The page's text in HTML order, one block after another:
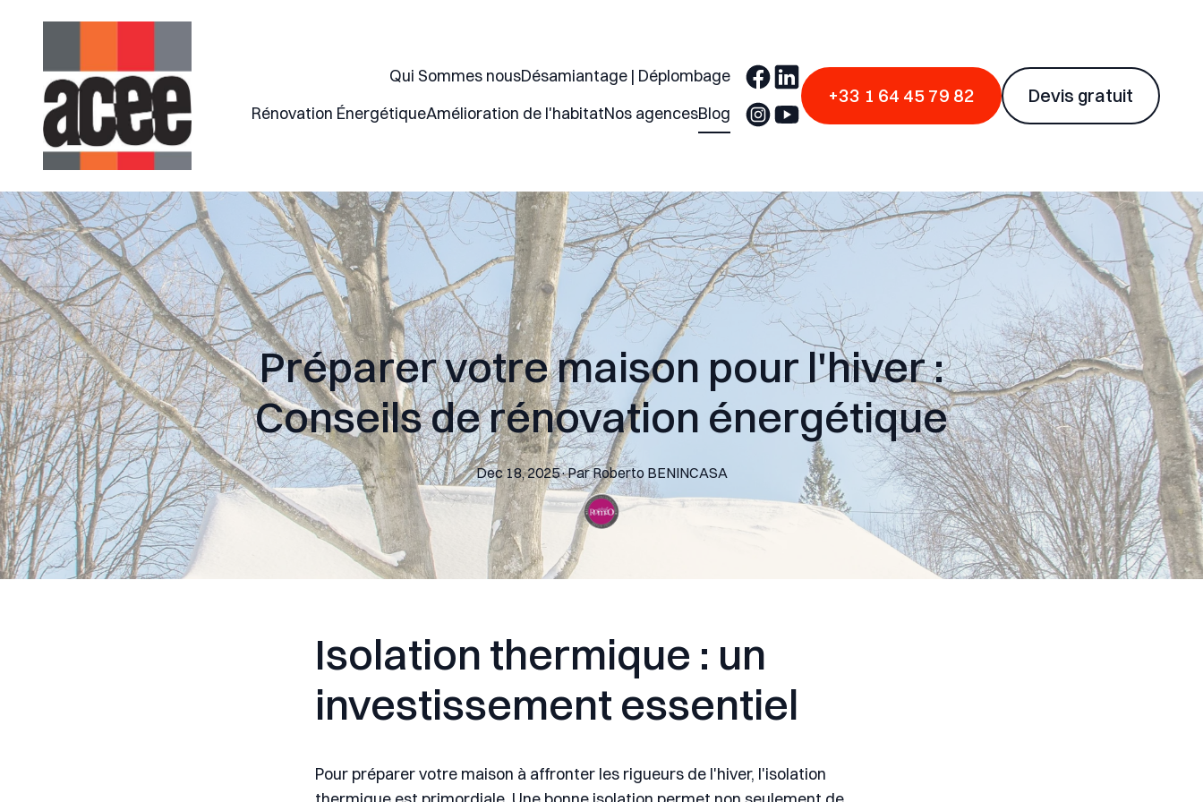
Qui Sommes nousDésamiantage | Déplombage
Rénovation ÉnergétiqueAmélioration de l'habitatNos agencesBlog
+33 1 64 45 79 82 Devis gratuit
Préparer votre maison pour l'hiver :
Conseils de rénovation énergétique
Dec 18, 2025·ParRoberto BENINCASA
Isolation thermique : un
investissement essentiel
Pour préparer votre maison à affronter les rigueurs de l'hiver, l'isolation